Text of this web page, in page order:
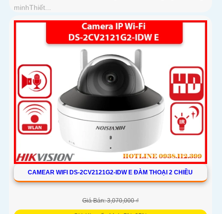
minhThiết...
CAMEAR WIFI DS-2CV2121G2-IDW E ĐÀM THOẠI 2 CHIỀU
Giá Bán: 3,070,000 ₫